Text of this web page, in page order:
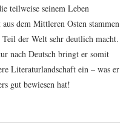
teilweise seinem Leben
dem Mittleren Osten stammen
der Welt sehr deutlich macht.
nach Deutsch bringt er somit
Literaturlandschaft ein – was er
gut bewiesen hat!